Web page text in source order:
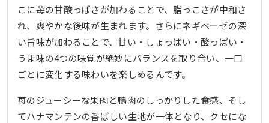
こに苺の甘酸っぱさが加わることで、脂っこさが中和さ
れ、爽やかな後味が生まれます。さらにネギベーゼの深
い旨味が加わることで、甘い・しょっぱい・酸っぱい・
うま味の4つの味覚が絶妙にバランスを取り合い、一口
ごとに変化する味わいを楽しめるんです。
苺のジューシーな果肉と鴨肉のしっかりした食感、そし
てハナマンテンの香ばしい生地が一体となり、クセにな